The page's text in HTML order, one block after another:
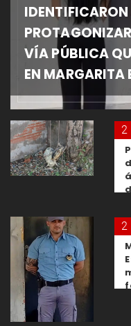
VÍA PÚBLICA
EN MARGARITA
2
2